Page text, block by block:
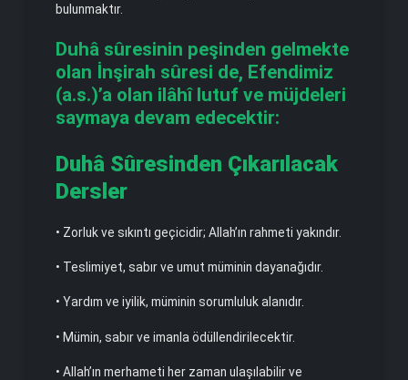
bulunmaktır.
Duhâ sûresinin peşinden gelmekte
olan İnşirah sûresi de, Efendimiz
(a.s.)’a olan ilâhî lutuf ve müjdeleri
saymaya devam edecektir:
Duhâ Sûresinden Çıkarılacak
Dersler
• Zorluk ve sıkıntı geçicidir; Allah’ın rahmeti yakındır.
• Teslimiyet, sabır ve umut müminin dayanağıdır.
• Yardım ve iyilik, müminin sorumluluk alanıdır.
• Mümin, sabır ve imanla ödüllendirilecektir.
• Allah’ın merhameti her zaman ulaşılabilir ve